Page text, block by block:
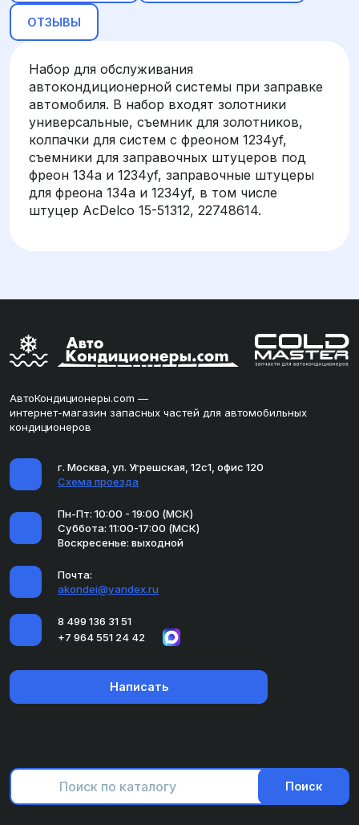
ОТЗЫВЫ
Набор для обслуживания
автокондиционерной системы при заправке
автомобиля. В набор входят золотники
универсальные, съемник для золотников,
колпачки для систем с фреоном 1234yf,
съемники для заправочных штуцеров под
фреон 134a и 1234yf, заправочные штуцеры
для фреона 134a и 1234yf, в том числе
штуцер AcDelco 15-51312, 22748614.
АвтоКондиционеры.com —
интернет-магазин запасных частей для автомобильных
кондиционеров
г. Москва, ул. Угрешская, 12с1, офис 120
Схема проезда
Пн-Пт: 10:00 - 19:00 (МСК)
Суббота: 11:00-17:00 (МСК)
Воскресенье: выходной
Почта:
akondei@yandex.ru
8 499 136 31 51
+7 964 551 24 42
Написать
Поиск